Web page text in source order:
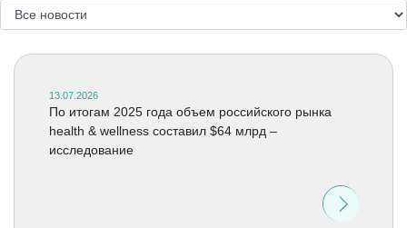
13.07.2026
По итогам 2025 года объем российского рынка
health & wellness составил $64 млрд –
исследование